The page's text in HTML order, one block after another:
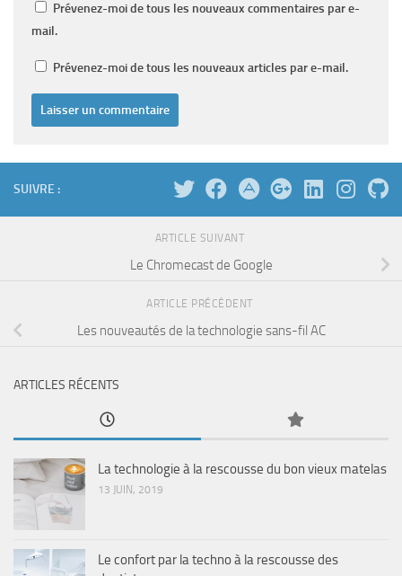
Prévenez-moi de tous les nouveaux commentaires par e-
mail.
Prévenez-moi de tous les nouveaux articles par e-mail.
SUIVRE :
ARTICLE SUIVANT
Le Chromecast de Google
ARTICLE PRÉCÉDENT
Les nouveautés de la technologie sans-fil AC
ARTICLES RÉCENTS
La technologie à la rescousse du bon vieux matelas
13 JUIN, 2019
Le confort par la techno à la rescousse des